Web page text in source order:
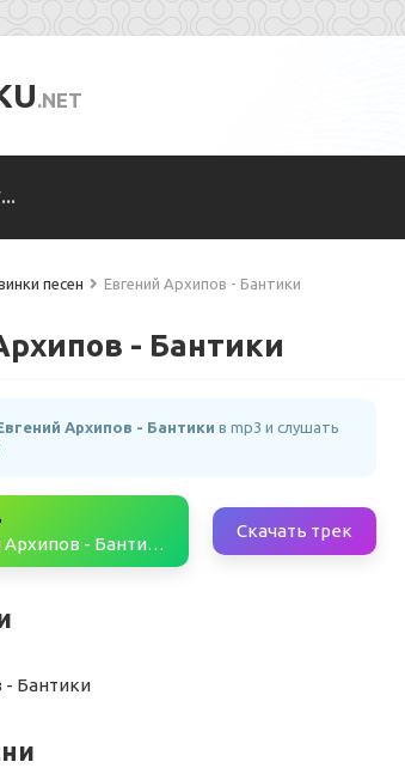
.NET
песен Евгений Архипов - Бантики
- Бантики
Архипов - Бантики в mp3 и слушать
Евгений Архипов - Бантики
Скачать трек
- Бантики